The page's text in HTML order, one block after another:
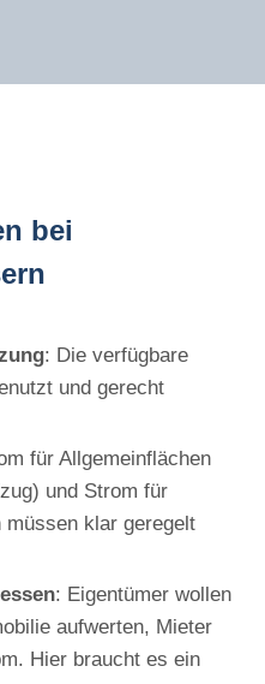
bei
: Die verfügbare
und gerecht
für Allgemeinflächen
und Strom für
müssen klar geregelt
: Eigentümer wollen
aufwerten, Mieter
Hier braucht es ein